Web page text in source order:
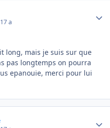
17 a
long, mais je suis sur que
pas longtemps on pourra
epanouie, merci pour lui